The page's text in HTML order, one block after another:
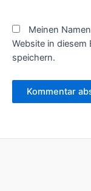
Meinen
Website in diesem
speichern.